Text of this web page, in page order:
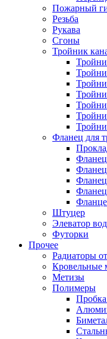
Пожарный
Резьба
Рукава
Сгоны
Тройник
Фланец для
Штуцер
Элеватор
Футорки
Прочее
Радиаторы
Кровельные
Метизы
Полимеры
Пробка